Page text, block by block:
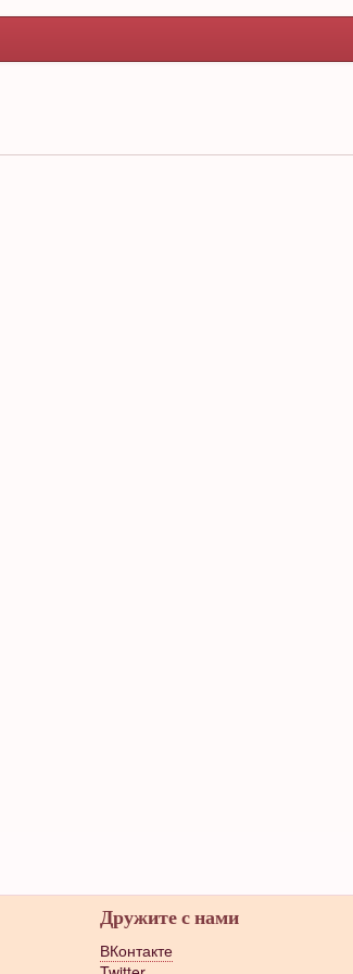
Дружите с нами
ВКонтакте